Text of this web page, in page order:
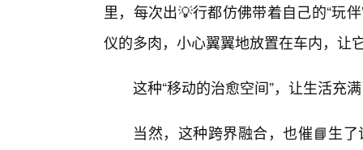
里，每次出💡行都仿佛带着自己的“玩
仪的多肉，小心翼翼地放置在车内，让
这种“移动的治愈空间”，让生活充
当然，这种跨界融合，也催📘生